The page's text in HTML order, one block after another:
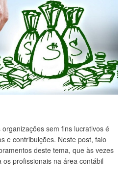
sem fins lucrativos é
e contribuições. Neste post, falo
deste tema, que às vezes
profissionais na área contábil